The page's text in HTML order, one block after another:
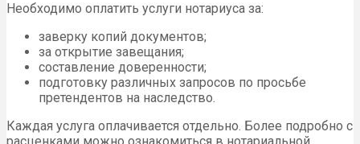
Необходимо оплатить услуги нотариуса за:
заверку копий документов;
за открытие завещания;
составление доверенности;
подготовку различных запросов по просьбе
претендентов на наследство.
Каждая услуга оплачивается отдельно. Более подробно с